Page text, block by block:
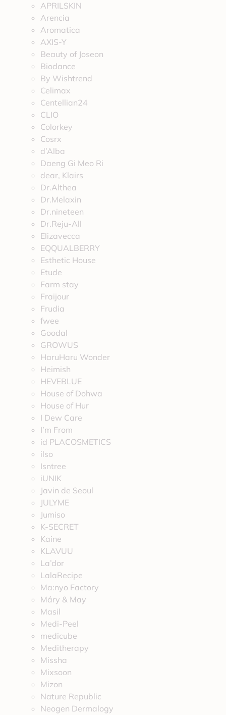
APRILSKIN
Arencia
Aromatica
AXIS-Y
Beauty of Joseon
Biodance
By Wishtrend
Celimax
Centellian24
CLIO
Colorkey
Cosrx
d’Alba
Daeng Gi Meo Ri
dear, Klairs
Dr.Althea
Dr.Melaxin
Dr.nineteen
Dr.Reju-All
Elizavecca
EQQUALBERRY
Esthetic House
Etude
Farm stay
Fraijour
Frudia
fwee
Goodal
GROWUS
HaruHaru Wonder
Heimish
HEVEBLUE
House of Dohwa
House of Hur
I Dew Care
I’m From
id PLACOSMETICS
ilso
Isntree
iUNIK
Javin de Seoul
JULYME
Jumiso
K-SECRET
Kaine
KLAVUU
La’dor
LalaRecipe
Ma:nyo Factory
Máry & May
Masil
Medi-Peel
medicube
Meditherapy
Missha
Mixsoon
Mizon
Nature Republic
Neogen Dermalogy